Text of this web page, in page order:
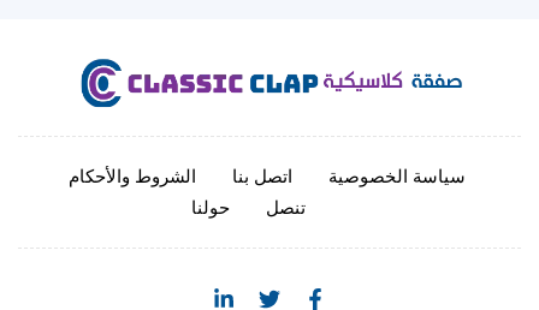
سياسة الخصوصية اتصل بنا
الشروط والأحكام
تنصل
حولنا